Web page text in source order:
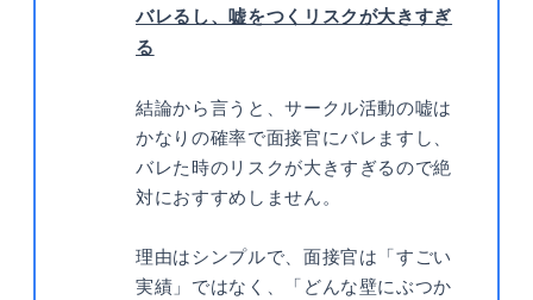
バレるし、嘘をつくリスクが大きすぎ
る
結論から言うと、サークル活動の嘘は
かなりの確率で面接官にバレますし、
バレた時のリスクが大きすぎるので絶
対におすすめしません。
理由はシンプルで、面接官は「すごい
実績」ではなく、「どんな壁にぶつか